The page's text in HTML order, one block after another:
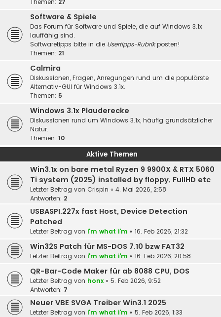
Themen: 27
Software & Spiele
Das Forum für Software und Spiele, die auf Windows 3.1x
lauffähig sind.
Softwaretipps bitte in die Usertipps-Rubrikposten!
Themen: 21
Calmira
Diskussionen, Fragen, Anregungen rund um die populärste
Alternativ-GUI für Windows 3.1x.
Themen: 5
Windows 3.1x Plauderecke
Diskussionen rund um Windows 3.1x, häufig grundsätzlicher
Natur.
Themen: 10
Aktive Themen
Win3.1x on bare metal Ryzen 9 9900X & RTX 5060
Ti system (2025) installed by floppy, FullHD etc
Letzter Beitrag von Crispin « 4. Mai 2026, 2:58
Antworten: 2
USBASPI.227x fast Host, Device Detection
Patched
Letzter Beitrag von i'm what i'm « 16. Feb 2026, 21:32
Win32S Patch für MS-DOS 7.10 bzw FAT32
Letzter Beitrag von i'm what i'm « 16. Feb 2026, 20:58
QR-Bar-Code Maker für ab 8088 CPU, DOS
Letzter Beitrag von honx « 5. Feb 2026, 9:52
Antworten: 7
Neuer VBE SVGA Treiber Win3.1 2025
Letzter Beitrag von i'm what i'm « 5. Feb 2026, 1:33